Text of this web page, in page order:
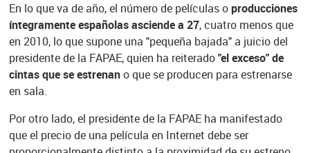
En lo que va de año, el número de películas oproducciones
íntegramente españolas asciende a 27, cuatro menos que
en 2010, lo que supone una "pequeña bajada" a juicio del
presidente de la FAPAE, quien ha reiterado"el exceso" de
cintas que se estrenano que se producen para estrenarse
en sala.
Por otro lado, el presidente de la FAPAE ha manifestado
que el precio de una película en Internet debe ser